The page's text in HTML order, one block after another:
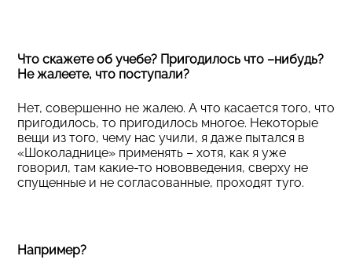
Что скажете об учебе? Пригодилось что –нибудь?
Не жалеете, что поступали?
Нет, совершенно не жалею. А что касается того, что
пригодилось, то пригодилось многое. Некоторые
вещи из того, чему нас учили, я даже пытался в
«Шоколаднице» применять – хотя, как я уже
говорил, там какие-то нововведения, сверху не
спущенные и не согласованные, проходят туго.
Например?